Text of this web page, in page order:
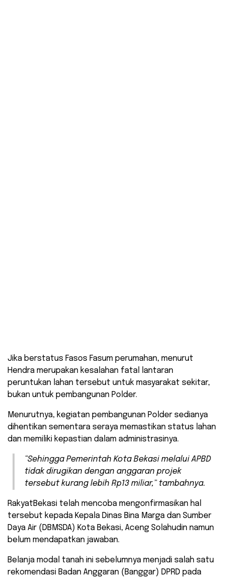
Jika berstatus Fasos Fasum perumahan, menurut
Hendra merupakan kesalahan fatal lantaran
peruntukan lahan tersebut untuk masyarakat sekitar,
bukan untuk pembangunan Polder.
Menurutnya, kegiatan pembangunan Polder sedianya
dihentikan sementara seraya memastikan status lahan
dan memiliki kepastian dalam administrasinya.
“Sehingga Pemerintah Kota Bekasi melalui APBD
tidak dirugikan dengan anggaran projek
tersebut kurang lebih Rp13 miliar,” tambahnya.
RakyatBekasi telah mencoba mengonfirmasikan hal
tersebut kepada Kepala Dinas Bina Marga dan Sumber
Daya Air (DBMSDA) Kota Bekasi, Aceng Solahudin namun
belum mendapatkan jawaban.
Belanja modal tanah ini sebelumnya menjadi salah satu
rekomendasi Badan Anggaran (Banggar) DPRD pada